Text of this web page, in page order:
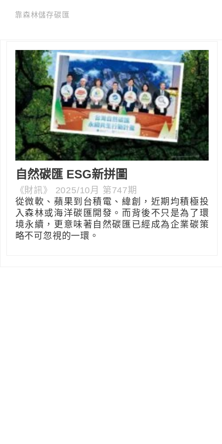
靠森林儲存碳匯
自然碳匯 ESG新拼圖
《財訊》 2025/10月 第747期
從微軟、蘋果到台積電、緯創，近期均積極投
入森林或海洋碳匯開發。而背後不只是為了環
境永續，更意味著自然碳匯已經成為企業碳策
略不可忽視的一環。